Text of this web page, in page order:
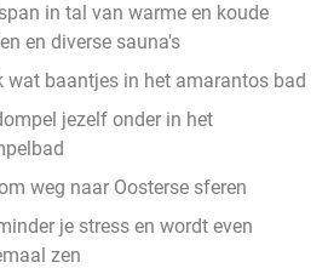
in tal van warme en koude
en diverse sauna's
wat baantjes in het amarantos bad
jezelf onder in het
weg naar Oosterse sferen
je stress en wordt even
zen